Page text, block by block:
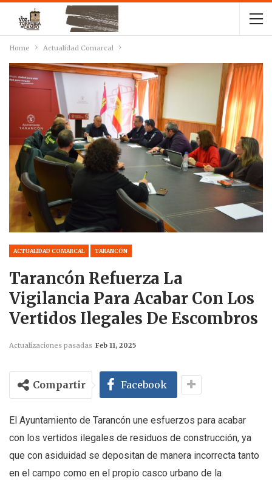
Home Actualidad Comarcal
ACTUALIDAD COMARCAL TARANCÓN
Tarancón Refuerza La
Vigilancia Para Acabar Con Los
Vertidos Ilegales De Escombros
Actualizaciones pasadas Feb 11, 2025
Compartir Facebook
El Ayuntamiento de Tarancón une esfuerzos para acabar
con los vertidos ilegales de residuos de construcción, ya
que con asiduidad se depositan de manera incorrecta tanto
en el campo como en el propio casco urbano de la